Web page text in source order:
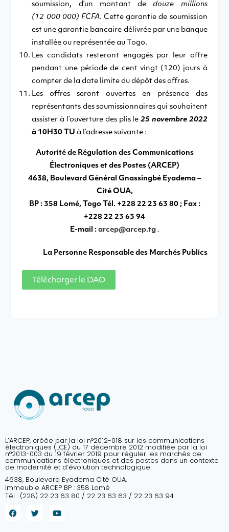
soumission, d’un montant dedouze millions
(12 000 000) FCFA. Cette garantie de soumission
est une garantie bancaire délivrée par une banque
installée ou représentée au Togo.
Les candidats resteront engagés par leur offre
pendant une période de cent vingt (120) jours à
compter de la date limite du dépôt des offres.
Les offres seront ouvertes en présence des
représentants des soumissionnaires qui souhaitent
assister à l’ouverture des plis le25 novembre 2022
à 10H30 TU à l’adresse suivante :
Autorité de Régulation des Communications
Électroniques et des Postes (ARCEP)
4638, Boulevard Général Gnassingbé Eyadema –
Cité OUA,
BP : 358 Lomé, Togo Tél. +228 22 23 63 80 ; Fax :
+228 22 23 63 94
E-mail : arcep@arcep.tg .
La Personne Responsable des Marchés Publics
Télécharger le DAO
L’ARCEP, créée par la loi n°2012-018 sur les communications
électroniques (LCE) du 17 décembre 2012 modifiée par la loi
n°2013-003 du 19 février 2019 pour réguler les marchés de
communications électroniques et des postes dans un contexte
de modernité et d’évolution technologique.
4638, Boulevard Eyadema Cité OUA,
Immeuble ARCEP BP : 358 Lomé
Tél : (228) 22 23 63 80 / 22 23 63 63 / 22 23 63 94